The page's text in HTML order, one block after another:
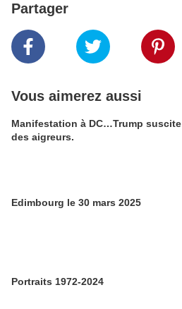
Partager
Vous aimerez aussi
Manifestation à DC…Trump suscite
des aigreurs.
Edimbourg le 30 mars 2025
Portraits 1972-2024